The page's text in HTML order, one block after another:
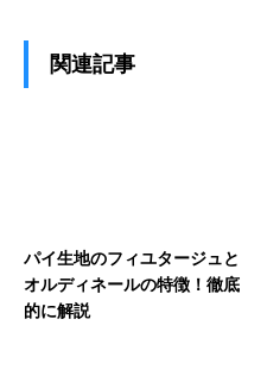
関連記事
パイ生地のフィユタージュと
オルディネールの特徴！徹底
的に解説